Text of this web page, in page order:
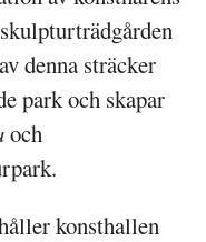
denna sträcker
park och skapar
och
konsthallen